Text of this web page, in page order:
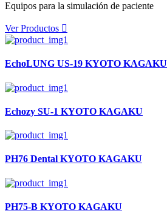
Equipos para la simulación de paciente
Ver Productos
EchoLUNG US-19 KYOTO KAGAKU
Echozy SU-1 KYOTO KAGAKU
PH76 Dental KYOTO KAGAKU
PH75-B KYOTO KAGAKU